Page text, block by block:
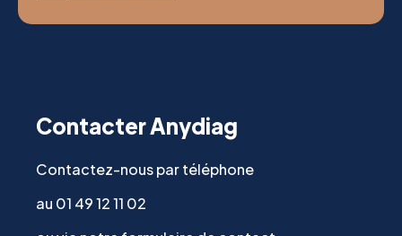
Contacter Anydiag
Contactez-nous par téléphone
au 01 49 12 11 02